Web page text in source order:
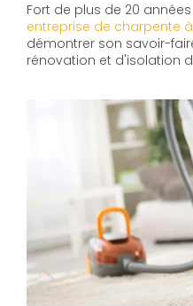
Fort de plus de 20
entreprise de charpente
démontrer son savoir-
rénovation et d'isolation